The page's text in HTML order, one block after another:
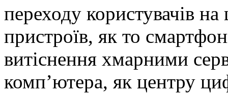
переходу користувачів
пристроїв, як то
витіснення хмарними
комп’ютера, як центру